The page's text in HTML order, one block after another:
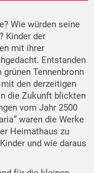
Wie würden seine
Kinder der
mit ihrer
Entstanden
Tennenbronn
den derzeitigen
die Zukunft blickten
vom Jahr 2500
waren die Werke
Heimathaus zu
und wie daraus